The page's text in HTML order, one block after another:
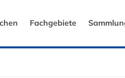
Fachgebiete